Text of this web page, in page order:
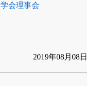
学会理事会
2019年08月08